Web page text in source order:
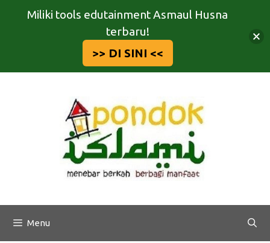
Menu
Miliki tools edutainment Asmaul Husna
terbaru!
>> DI SINI <<